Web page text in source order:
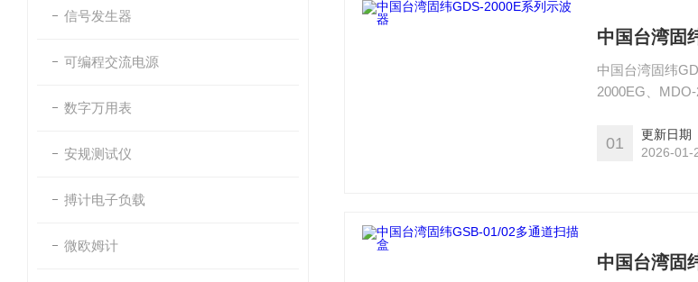
信号发生器
可编程交流电源
数字万用表
安规测试仪
搏计电子负载
微欧姆计
中国台湾固
中国台湾固纬
2000EG、
01
更新日期
2026-01-
中国台湾固